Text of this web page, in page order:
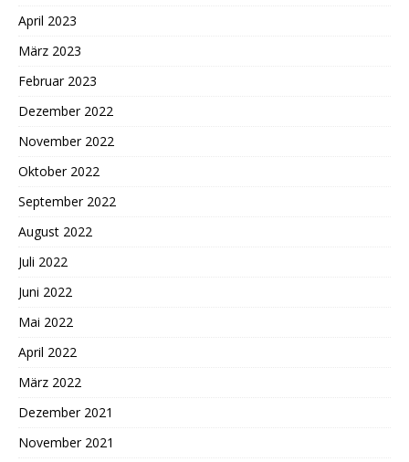
April 2023
März 2023
Februar 2023
Dezember 2022
November 2022
Oktober 2022
September 2022
August 2022
Juli 2022
Juni 2022
Mai 2022
April 2022
März 2022
Dezember 2021
November 2021